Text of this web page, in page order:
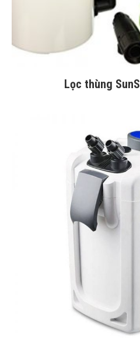
Lọc thùng